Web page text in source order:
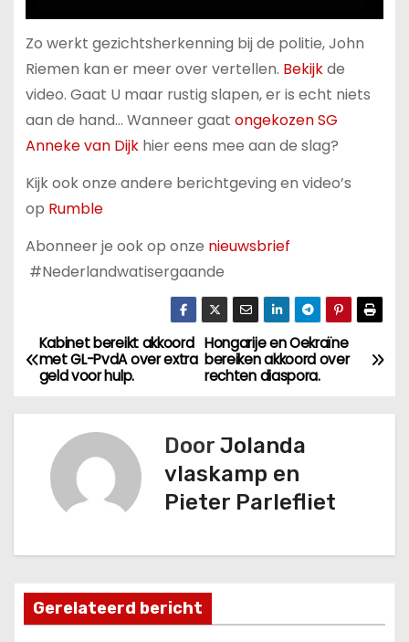
Zo werkt gezichtsherkenning bij de politie,John
Riemen kan er meer over vertellen. Bekijkde
video. Gaat U maar rustig slapen, er is echt niets
aan de hand… Wanneer gaat ongekozen SG
Anneke van Dijkhier eens mee aan de slag?
Kijk ook onze andere berichtgeving en video’s
op Rumble
Abonneer je ook op onze nieuwsbrief
#Nederlandwatisergaande
B
e
t
n
Hongarije en Oekraïne
bereiken akkoord over
rechten diaspora.
Kabinet bereikt akkoord
met GL-PvdA over extra
geld voor hulp.
Door Jolanda
vlaskamp en
Pieter Parlefliet
Gerelateerd bericht